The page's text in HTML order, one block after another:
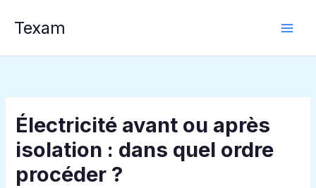
Texam
Électricité avant ou après
isolation : dans quel ordre
procéder ?